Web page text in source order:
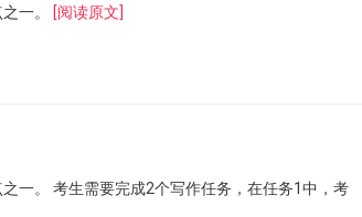
一。 [阅读原文]
一。 考生需要完成2个写作任务，在任务1中，考